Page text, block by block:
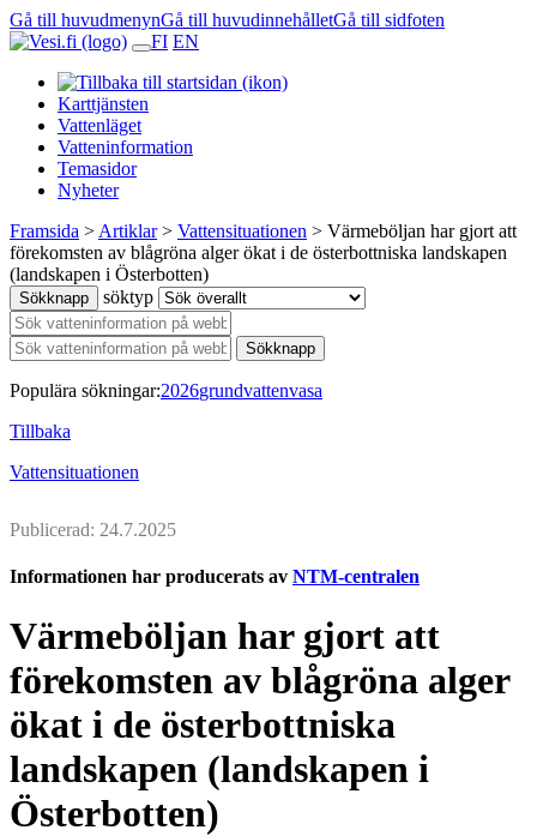
Gå till huvudmenynGå till huvudinnehålletGå till sidfoten
FI EN
Karttjänsten
Vattenläget
Vatteninformation
Temasidor
Nyheter
Framsida > Artiklar> Vattensituationen > Värmeböljan har gjort att
förekomsten av blågröna alger ökat i de österbottniska landskapen
(landskapen i Österbotten)
Sökknapp söktyp
Sökknapp
Populära sökningar:2026grundvattenvasa
Tillbaka
Vattensituationen
Publicerad: 24.7.2025
Informationen har producerats av NTM-centralen
Värmeböljan har gjort att
förekomsten av blågröna alger
ökat i de österbottniska
landskapen (landskapen i
Österbotten)